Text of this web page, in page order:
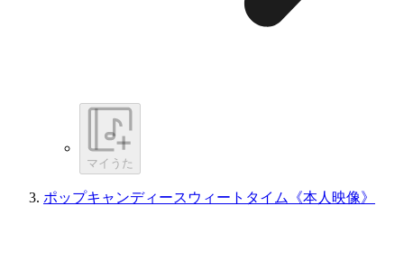
マイうた
ポップキャンディースウィートタイム《本人映像》